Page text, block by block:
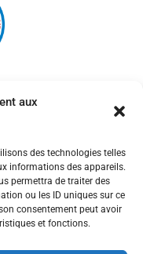
aux
des technologies telles
informations des appareils.
permettra de traiter des
ou les ID uniques sur ce
consentement peut avoir
et fonctions.
proposé par